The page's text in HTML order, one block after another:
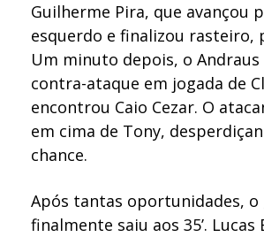
Guilherme Pira, que avançou
esquerdo e finalizou rasteiro,
Um minuto depois, o Andraus
contra-ataque em jogada de
encontrou Caio Cezar. O
em cima de Tony,
chance.
Após tantas oportunidades, o
finalmente saiu aos 35’. Lucas